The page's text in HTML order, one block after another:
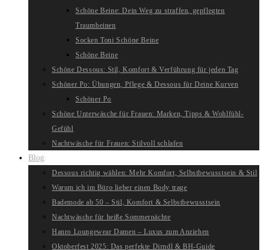
Schöne Beine: Dein Weg zu straffen, gepflegten
Traumbeinen
Socken Toni Schöne Beine
Schöne Beine
Schöne Dessous: Stil, Komfort & Verführung für jeden Tag
Schöner Po: Übungen, Pflege & Dessous für Deine Kurven
Schöner Po
Schöne Unterwäsche für Frauen: Marken, Tipps & Wohlfühl-
Gefühl
Nachtwäsche für Frauen: Stilvoll schlafen
Blog
Dessous richtig wählen: Mehr Komfort, Selbstbewusstsein & Stil
Warum ich im Büro lieber einen Body trage
Bademode ab 50 – Stil, Komfort & Selbstbewusstsein
Nachtwäsche für heiße Sommernächte
Hanro Loungewear Damen – Luxus zum Anziehen
Oktoberfest 2025: Das perfekte Dirndl & BH-Guide